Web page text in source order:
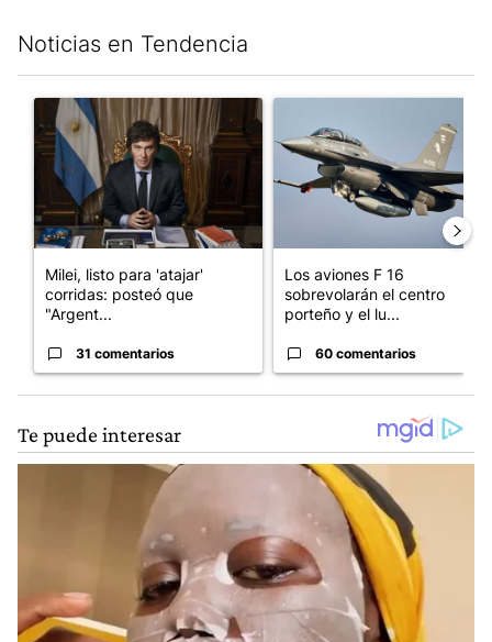
Noticias en Tendencia
Un artículo de tendencia con el título "Milei, listo para 'atajar'
Milei, listo para 'atajar'
corridas: posteó que
"Argent...
31 comentarios
Los aviones F 16
sobrevolarán el centro
porteño y el lu...
60 comentarios